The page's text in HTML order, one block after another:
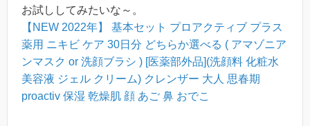
お試ししてみたいな～。
【NEW 2022年】 基本セット プロアクティブ プラス
薬用 ニキビ ケア 30日分 どちらか選べる ( アマゾニア
ンマスク or 洗顔ブラシ ) [医薬部外品](洗顔料 化粧水
美容液 ジェル クリーム) クレンザー 大人 思春期
proactiv 保湿 乾燥肌 顔 あご 鼻 おでこ